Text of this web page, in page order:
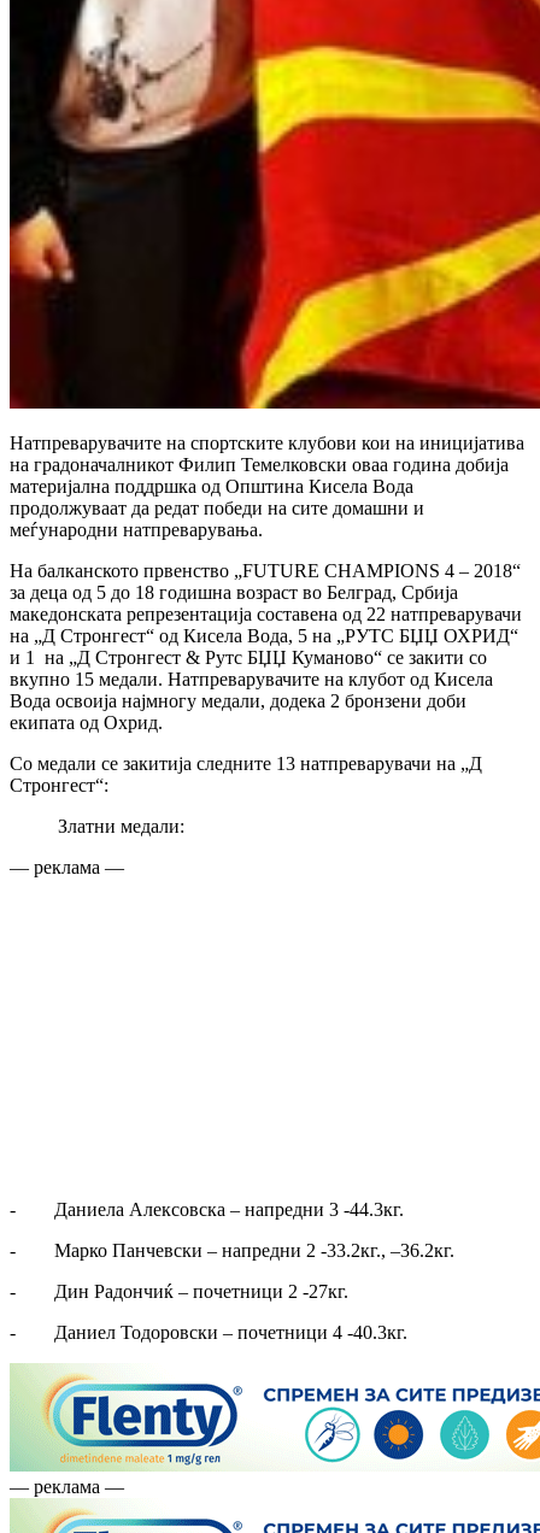
Натпреварувачите на спортските клубови кои на иницијатива
на градоначалникот Филип Темелковски оваа година добија
материјална поддршка од Општина Кисела Вода
продолжуваат да редат победи на сите домашни и
меѓународни натпреварувања.
На балканското првенство „FUTURE CHAMPIONS 4 – 2018“
за деца од 5 до 18 годишна возраст во Белград, Србија
македонската репрезентација составена од 22 натпреварувачи
на „Д Стронгест“ од Кисела Вода, 5 на „РУТС БЏЏ ОХРИД“
и 1 на „Д Стронгест & Рутс БЏЏ Куманово“ се закити со
вкупно 15 медали. Натпреварувачите на клубот од Кисела
Вода освоија најмногу медали, додека 2 бронзени доби
екипата од Охрид.
Со медали се закитија следните 13 натпреварувачи на „Д
Стронгест“:
Златни медали:
— реклама —
- Даниела Алексовска – напредни 3 -44.3кг.
- Марко Панчевски – напредни 2 -33.2кг., –36.2кг.
- Дин Радончиќ – почетници 2 -27кг.
- Даниел Тодоровски – почетници 4 -40.3кг.
— реклама —